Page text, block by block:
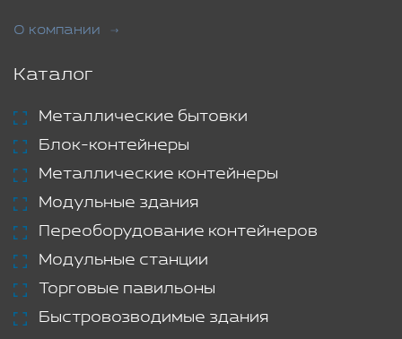
О компании
Каталог
Металлические бытовки
Блок-контейнеры
Металлические контейнеры
Модульные здания
Переоборудование контейнеров
Модульные станции
Торговые павильоны
Быстровозводимые здания